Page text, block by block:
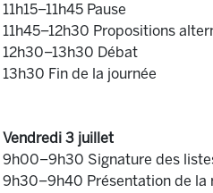
11h15–11h45 Pause
11h45–12h30 Propositions
12h30–13h30 Débat
13h30 Fin de la journée
Vendredi 3 juillet
9h00–9h30 Signature des
9h30–9h40 Présentation de la